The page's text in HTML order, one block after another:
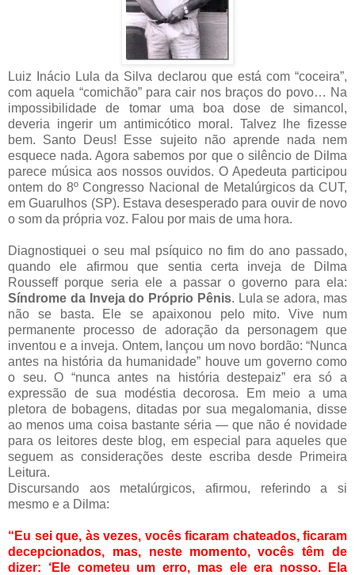
Luiz Inácio Lula da Silva declarou que está com “coceira”,
com aquela “comichão” para cair nos braços do povo… Na
impossibilidade de tomar uma boa dose de simancol,
deveria ingerir um antimicótico moral. Talvez lhe fizesse
bem. Santo Deus! Esse sujeito não aprende nada nem
esquece nada. Agora sabemos por que o silêncio de Dilma
parece música aos nossos ouvidos. O Apedeuta participou
ontem do 8º Congresso Nacional de Metalúrgicos da CUT,
em Guarulhos (SP). Estava desesperado para ouvir de novo
o som da própria voz. Falou por mais de uma hora.
Diagnostiquei o seu mal psíquico no fim do ano passado,
quando ele afirmou que sentia certa inveja de Dilma
Rousseff porque seria ele a passar o governo para ela:
Síndrome da Inveja do Próprio Pênis. Lula se adora, mas
não se basta. Ele se apaixonou pelo mito. Vive num
permanente processo de adoração da personagem que
inventou e a inveja. Ontem, lançou um novo bordão: “Nunca
antes na história da humanidade” houve um governo como
o seu. O “nunca antes na história destepaiz” era só a
expressão de sua modéstia decorosa. Em meio a uma
pletora de bobagens, ditadas por sua megalomania, disse
ao menos uma coisa bastante séria — que não é novidade
para os leitores deste blog, em especial para aqueles que
seguem as considerações deste escriba desde Primeira
Leitura.
Discursando aos metalúrgicos, afirmou, referindo a si
mesmo e a Dilma:
“Eu sei que, às vezes, vocês ficaram chateados, ficaram
decepcionados, mas, neste momento, vocês têm de
dizer: ‘Ele cometeu um erro, mas ele era nosso. Ela